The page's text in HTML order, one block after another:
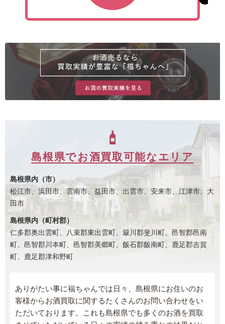
島根県でお酒買取可能なエリア
島根県内（市）
松江市、浜田市、雲南市、益田市、出雲市、安来市、江津市、大
田市
島根県内（町村郡）
仁多郡奥出雲町、八束郡東出雲町、簸川郡斐川町、邑智郡邑南
町、邑智郡川本町、邑智郡美郷町、飯石郡飯南町、鹿足郡吉賀
町、鹿足郡津和野町
ありがたい事に福ちゃんでは日々、島根県にお住いのお
客様からお酒買取に関するたくさんのお問い合わせをい
ただいております。これも島根県でも多くのお酒を買取